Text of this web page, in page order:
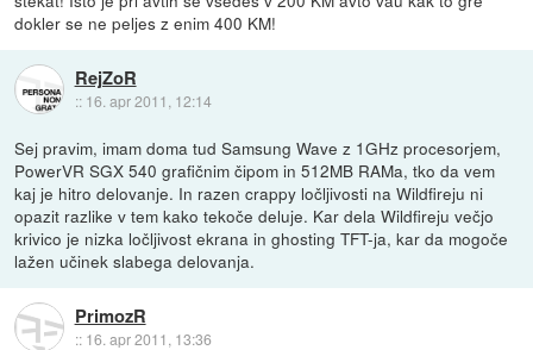
dokler se ne peljes z enim 400 KM!
RejZoR
:: 16. apr 2011, 12:14
Sej pravim, imam doma tud Samsung Wave z 1GHz procesorjem,
PowerVR SGX 540 grafičnim čipom in 512MB RAMa, tko da vem
kaj je hitro delovanje. In razen crappy ločljivosti na Wildfireju ni
opazit razlike v tem kako tekoče deluje. Kar dela Wildfireju večjo
krivico je nizka ločljivost ekrana in ghosting TFT-ja, kar da mogoče
lažen učinek slabega delovanja.
PrimozR
:: 16. apr 2011, 13:36